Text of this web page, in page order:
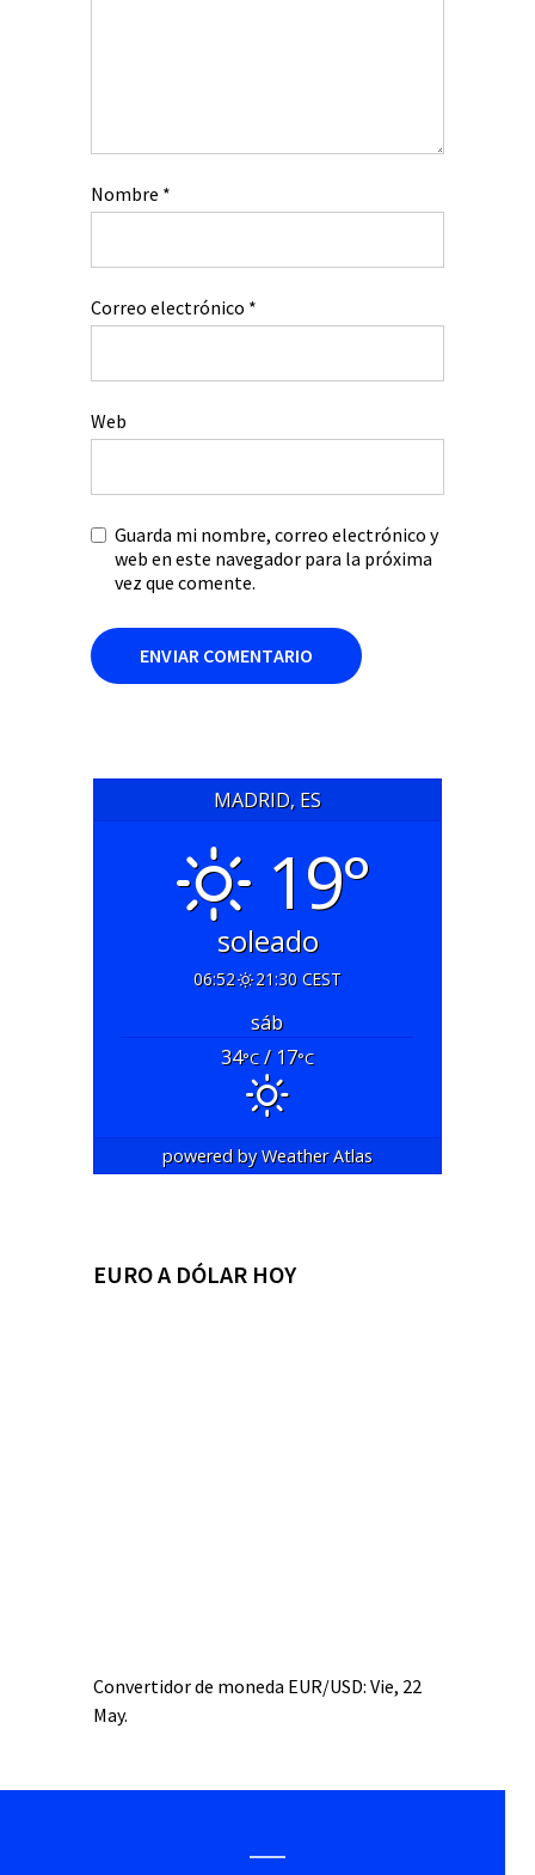
Nombre *
Correo electrónico *
Web
Guarda mi nombre, correo electrónico y
web en este navegador para la próxima
vez que comente.
MADRID, ES
19°
soleado
06:52 21:30 CEST
sáb
34°C/ 17°C
powered byWeather Atlas
EURO A DÓLAR HOY
Convertidor de moneda EUR/USD: Vie, 22
May.